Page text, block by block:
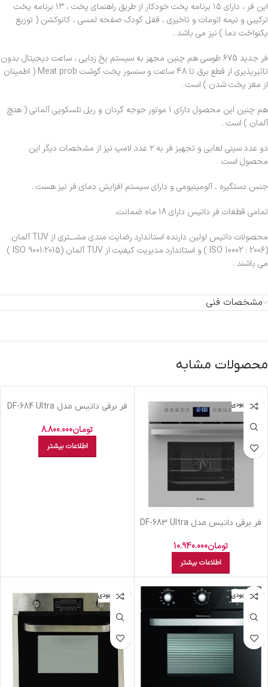
این فر ، دارای ۱۵ برنامه پخت خودکار از طریق راهنمای پخت ، ۱۳ برنامه پخت
ترکیبی و نیمه اتومات و تاخیری ، قفل کودک صفحه لمسی ، کانوکشن ( توزیع
یکنواخت دما ) نیز می باشد .
فر جدید 675 طوسی هم چنین مجهز به سیستم یخ زدایی ، ساعت دیجیتال بدون
تاثیرپذیری از قطع برق تا 48 ساعت و سنسور پخت گوشت Meat prob ( اطمینان
از مغز پخت شدن ) است .
هم چنین این محصول دارای ۱ موتور جوجه گردان و ریل تلسکوپی آلمانی ( هتچ
آلمان ) است .
دو عدد سینی لعابی و تجهیز فر به ۲ عدد لامپ نیز از مشخصات دیگر این
محصول است.
جنس دستگیره ، آلومینیومی و دارای سیستم افزایش دمای فر نیز هست .
تمامی قطعات فر داتیس دارای ۱۸ ماه ضمانت.
محصولات داتیس اولین دارنده استاندارد رضایت مندی مشـــتری از TUV آلمان
(2006 : 10002 ISO ) و استاندارد مدیریت کیفیت از TUV آلمان (9001:2015 ISO )
می باشند .
مشخصات فنی
محصولات مشابه
اتمام موجودی
فر برقی داتیس مدل DF-683 Ultra
تومان10.940.000
اطلاعات بیشتر
اتمام موجودی
فر برقی داتیس مدل DF-684 Ultra
تومان8.800.000
اطلاعات بیشتر
اتمام موجودی اتمام موجودی